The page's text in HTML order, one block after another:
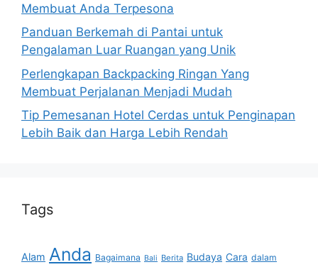
Membuat Anda Terpesona
Panduan Berkemah di Pantai untuk
Pengalaman Luar Ruangan yang Unik
Perlengkapan Backpacking Ringan Yang
Membuat Perjalanan Menjadi Mudah
Tip Pemesanan Hotel Cerdas untuk Penginapan
Lebih Baik dan Harga Lebih Rendah
Tags
Alam Anda Bagaimana Bali Berita Budaya Cara dalam